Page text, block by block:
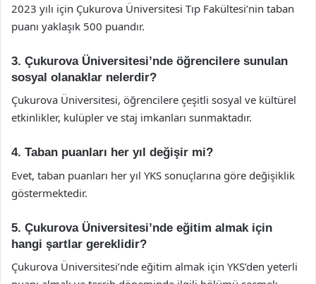
2023 yılı için Çukurova Üniversitesi Tıp Fakültesi’nin taban
puanı yaklaşık 500 puandır.
3. Çukurova Üniversitesi’nde öğrencilere sunulan
sosyal olanaklar nelerdir?
Çukurova Üniversitesi, öğrencilere çeşitli sosyal ve kültürel
etkinlikler, kulüpler ve staj imkanları sunmaktadır.
4. Taban puanları her yıl değişir mi?
Evet, taban puanları her yıl YKS sonuçlarına göre değişiklik
göstermektedir.
5. Çukurova Üniversitesi’nde eğitim almak için
hangi şartlar gereklidir?
Çukurova Üniversitesi’nde eğitim almak için YKS’den yeterli